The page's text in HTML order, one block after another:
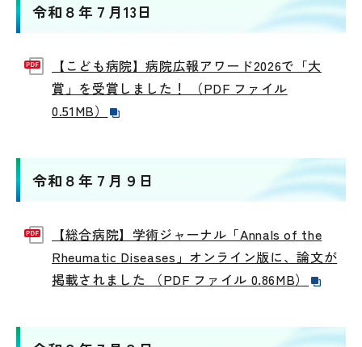
令和８年７月13日
【こども病院】病院広報アワード2026で「大
賞」を受賞しました！ （PDF ファイル
0.51MB）
令和８年７月９日
【総合病院】学術ジャーナル「Annals of the
Rheumatic Diseases」オンライン版に、論文が
掲載されました （PDF ファイル 0.86MB）